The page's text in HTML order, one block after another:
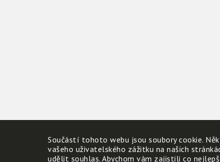
Součástí tohoto webu jsou soubory cookie.
vašeho uživatelského zážitku na našich
udělit souhlas. Abychom vám zajistili co